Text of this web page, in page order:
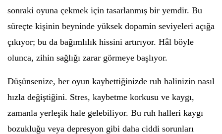
sonraki oyuna çekmek için tasarlanmış bir yemdir. Bu
süreçte kişinin beyninde yüksek dopamin seviyeleri açığa
çıkıyor; bu da bağımlılık hissini artırıyor. Hâl böyle
olunca, zihin sağlığı zarar görmeye başlıyor.
Düşünsenize, her oyun kaybettiğinizde ruh halinizin nasıl
hızla değiştiğini. Stres, kaybetme korkusu ve kaygı,
zamanla yerleşik hale gelebiliyor. Bu ruh halleri kaygı
bozukluğu veya depresyon gibi daha ciddi sorunları